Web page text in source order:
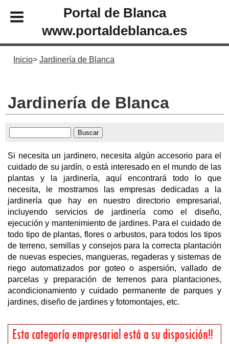
Portal de Blanca
www.portaldeblanca.es
Inicio Jardinería de Blanca
Jardinería de Blanca
Si necesita un jardinero, necesita algún accesorio para el
cuidado de su jardín, o está interesado en el mundo de las
plantas y la jardinería, aquí encontrará todo lo que
necesita, le mostramos las empresas dedicadas a la
jardinería que hay en nuestro directorio empresarial,
incluyendo servicios de jardinería como el diseño,
ejecución y mantenimiento de jardines. Para el cuidado de
todo tipo de plantas, flores o arbustos, para todos los tipos
de terreno, semillas y consejos para la correcta plantación
de nuevas especies, mangueras, regaderas y sistemas de
riego automatizados por goteo o aspersión, vallado de
parcelas y preparación de terrenos para plantaciones,
acondicionamiento y cuidado permanente de parques y
jardines, diseño de jardines y fotomontajes, etc.